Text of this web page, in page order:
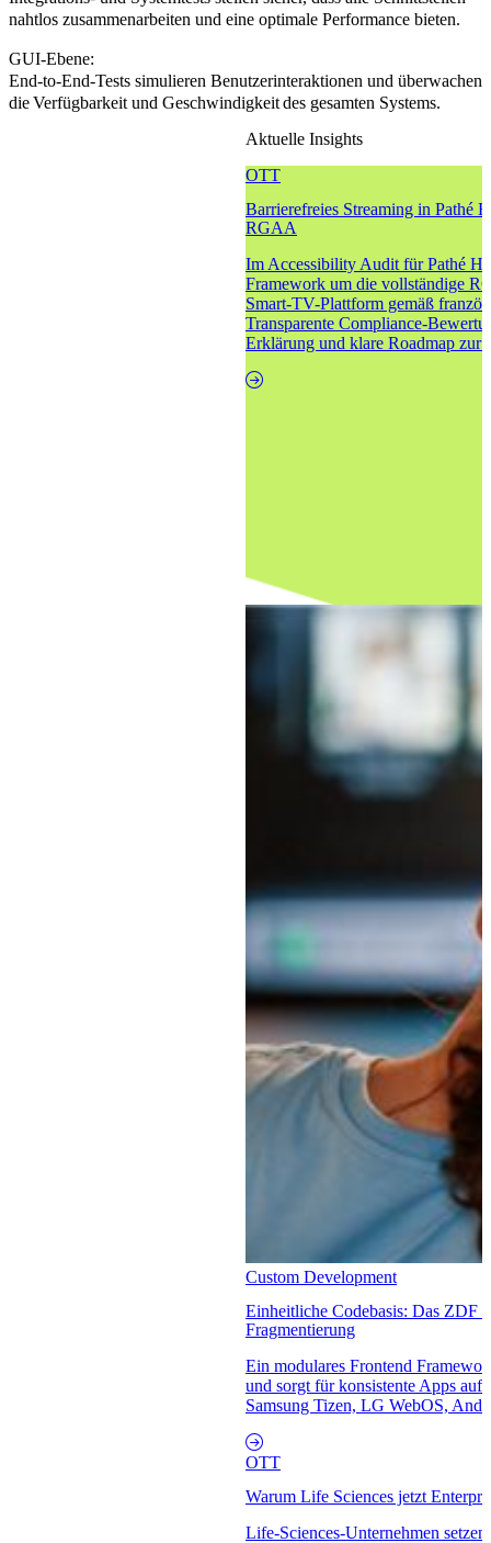
nahtlos zusammenarbeiten und eine optimale Performance bieten.
GUI-Ebene:
End-to-End-Tests simulieren Benutzerinteraktionen und überwachen
die Verfügbarkeit und Geschwindigkeit des gesamten Systems.
Aktuelle Insights
OTT
Barrierefreies Streaming in Pathé
RGAA
Im Accessibility Audit für Pathé
Framework um die vollständige
Smart-TV-Plattform gemäß
Transparente Compliance-
Erklärung und klare Roadmap zur
Custom Development
Einheitliche Codebasis: Das ZDF
Fragmentierung
Ein modulares Frontend
und sorgt für konsistente Apps
Samsung Tizen, LG WebOS,
OTT
Warum Life Sciences jetzt
Life-Sciences-Unternehmen